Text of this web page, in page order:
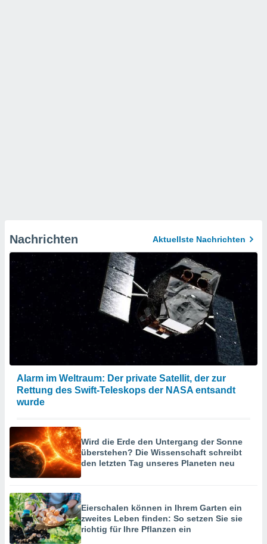
Nachrichten Aktuellste Nachrichten
Alarm im Weltraum: Der private Satellit, der zur
Rettung des Swift-Teleskops der NASA entsandt
wurde
Wird die Erde den Untergang der Sonne
überstehen? Die Wissenschaft schreibt
den letzten Tag unseres Planeten neu
Eierschalen können in Ihrem Garten ein
zweites Leben finden: So setzen Sie sie
richtig für Ihre Pflanzen ein